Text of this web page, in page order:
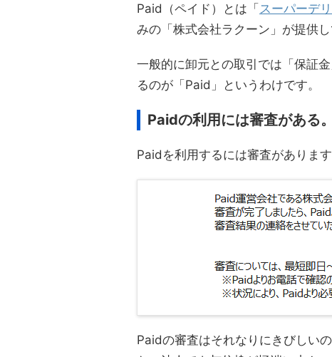
Paid（ペイド）とは「 スーパーデ
みの「株式会社ラクーン」が提供
一般的に卸元との取引では「保証
るのが「Paid」というわけです。
Paidの利用には審査がある。
Paidを利用するには審査があります
Paidの審査はそれなりにきびしい